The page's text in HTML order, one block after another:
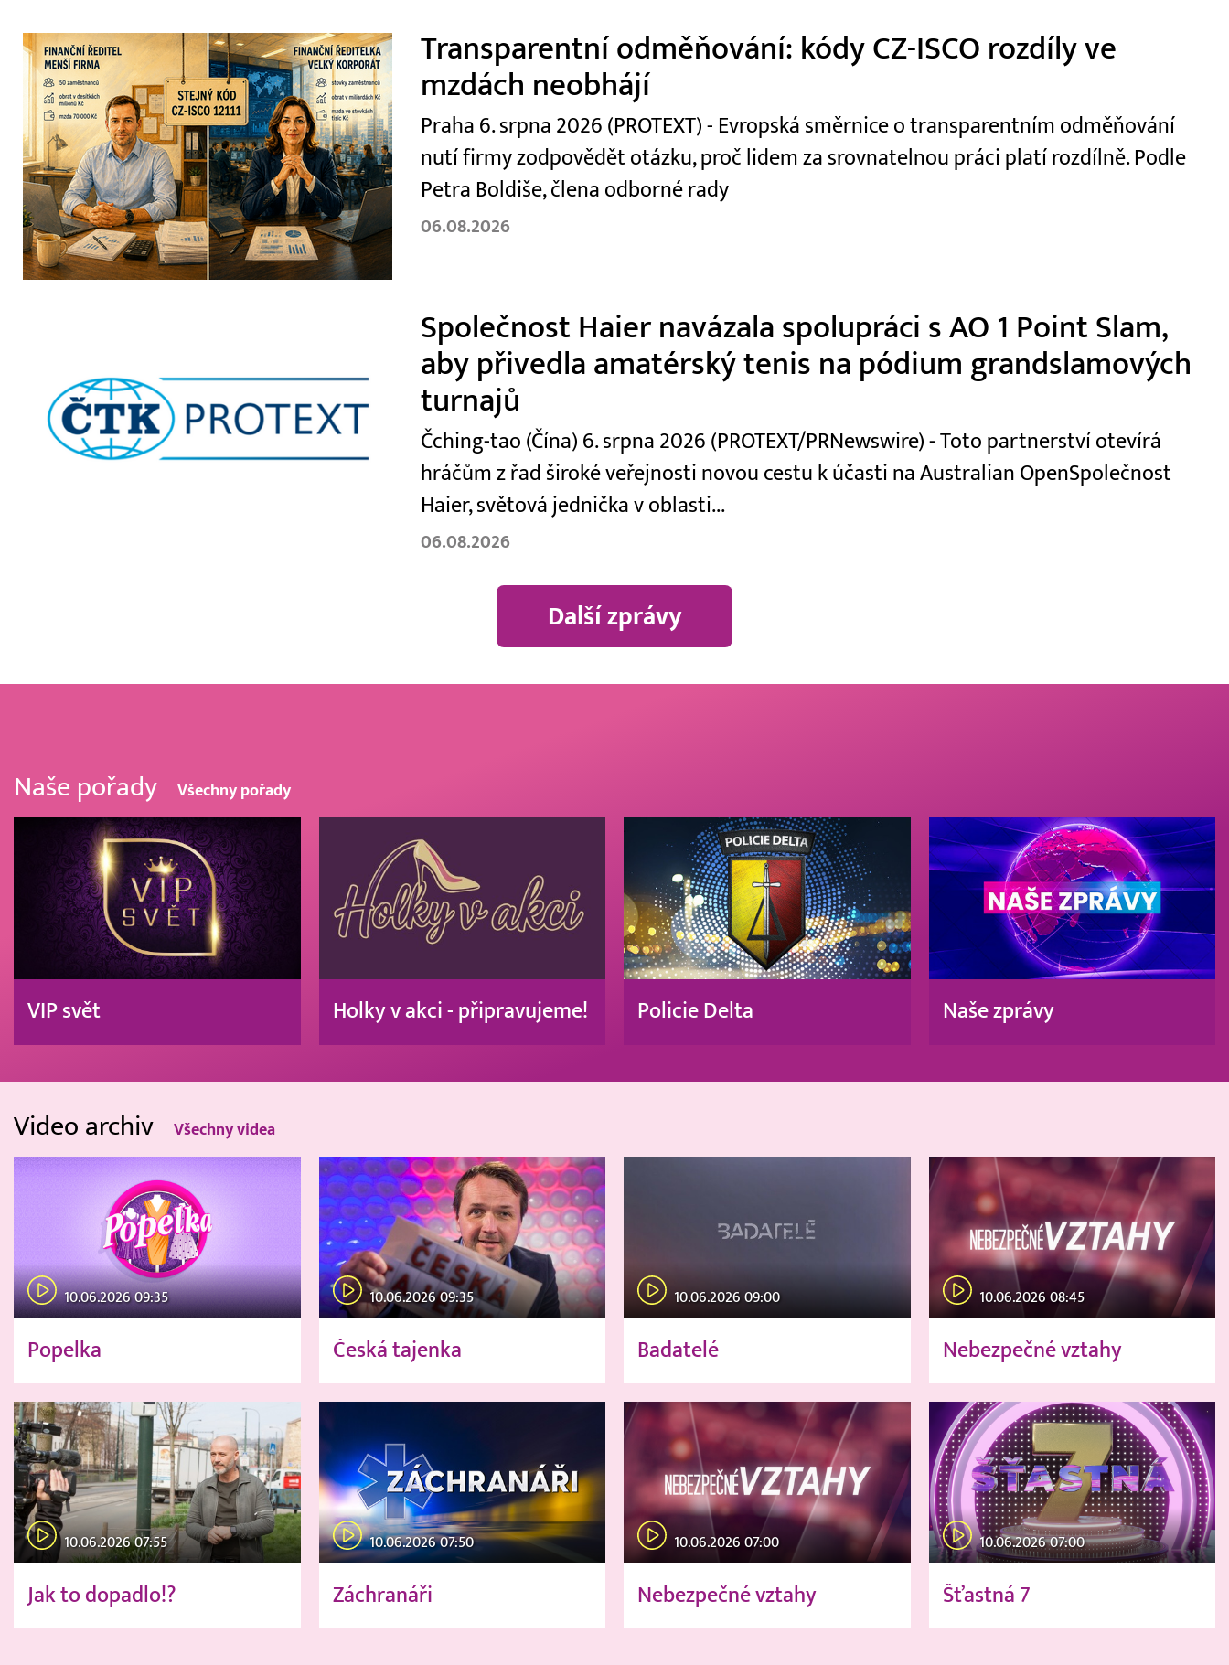
Transparentní odměňování: kódy CZ-ISCO rozdíly ve
mzdách neobhájí
Praha 6. srpna 2026 (PROTEXT) - Evropská směrnice o transparentním odměňování
nutí firmy zodpovědět otázku, proč lidem za srovnatelnou práci platí rozdílně. Podle
Petra Boldiše, člena odborné rady
06.08.2026
Společnost Haier navázala spolupráci s AO 1 Point Slam,
aby přivedla amatérský tenis na pódium grandslamových
turnajů
Čching-tao (Čína) 6. srpna 2026 (PROTEXT/PRNewswire) - Toto partnerství otevírá
hráčům z řad široké veřejnosti novou cestu k účasti na Australian OpenSpolečnost
Haier, světová jednička v oblasti...
06.08.2026
Další zprávy
Naše pořady Všechny pořady
VIP svět Holky v akci - připravujeme! Policie Delta Naše zprávy
Video archiv Všechny videa
10.06.2026 09:35
Popelka
10.06.2026 09:35
Česká tajenka
10.06.2026 09:00
Badatelé
10.06.2026 08:45
Nebezpečné vztahy
10.06.2026 07:55
Jak to dopadlo!?
10.06.2026 07:50
Záchranáři
10.06.2026 07:00
Nebezpečné vztahy
10.06.2026 07:00
Šťastná 7